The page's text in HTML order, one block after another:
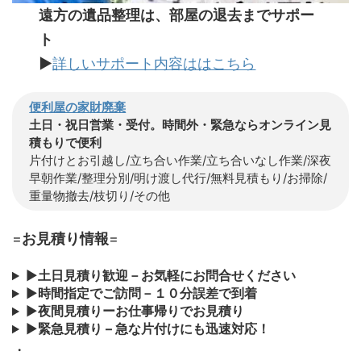
遠方の遺品整理は、部屋の退去までサポー
ト
▶詳しいサポート内容ははこちら
便利屋の家財廃棄
土日・祝日営業・受付。時間外・緊急ならオンライン見
積もりで便利
片付けとお引越し/立ち合い作業/立ち合いなし作業/深夜
早朝作業/整理分別/明け渡し代行/無料見積もり/お掃除/
重量物撤去/枝切り/その他
=お見積り情報=
▶土日見積り歓迎－お気軽にお問合せください
▶時間指定でご訪問－１０分誤差で到着
▶夜間見積りーお仕事帰りでお見積り
▶緊急見積り – 急な片付けにも迅速対応！
・